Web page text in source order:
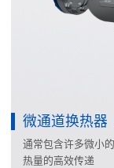
微通道换热器
通常包含许多微小
热量的高效传递